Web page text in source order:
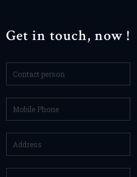
Get in touch, now !